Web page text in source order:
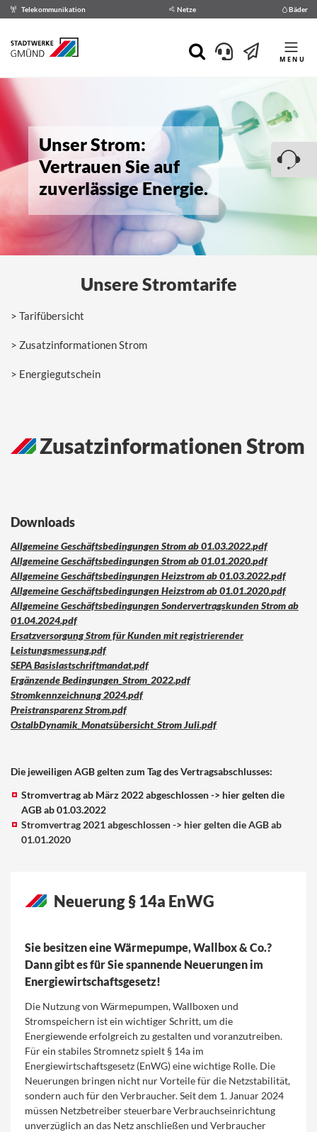
Telekommunikation Netze Bäder
MENU
Unser Strom:
Vertrauen Sie auf
zuverlässige Energie.
Zusatzinformationen Strom
Downloads
Allgemeine Geschäftsbedingungen Strom ab 01.03.2022.pdf
Allgemeine Geschäftsbedingungen Strom ab 01.01.2020.pdf
Allgemeine Geschäftsbedingungen Heizstrom ab 01.03.2022.pdf
Allgemeine Geschäftsbedingungen Heizstrom ab 01.01.2020.pdf
Allgemeine Geschäftsbedingungen Sondervertragskunden Strom ab
01.04.2024.pdf
Ersatzversorgung Strom für Kunden mit registrierender
Leistungsmessung.pdf
SEPA Basislastschriftmandat.pdf
Ergänzende Bedingungen_Strom_2022.pdf
Stromkennzeichnung 2024.pdf
Preistransparenz Strom.pdf
OstalbDynamik_Monatsübersicht_Strom Juli.pdf
Die jeweiligen AGB gelten zum Tag des Vertragsabschlusses:
Stromvertrag ab März 2022 abgeschlossen -> hier gelten die
AGB ab 01.03.2022
Stromvertrag 2021 abgeschlossen -> hier gelten die AGB ab
01.01.2020
Neuerung § 14a EnWG
Sie besitzen eine Wärmepumpe, Wallbox & Co.?
Dann gibt es für Sie spannende Neuerungen im
Energiewirtschaftsgesetz!
Die Nutzung von Wärmepumpen, Wallboxen und
Stromspeichern ist ein wichtiger Schritt, um die
Energiewende erfolgreich zu gestalten und voranzutreiben.
Für ein stabiles Stromnetz spielt § 14a im
Energiewirtschaftsgesetz (EnWG) eine wichtige Rolle. Die
Neuerungen bringen nicht nur Vorteile für die Netzstabilität,
sondern auch für den Verbraucher. Seit dem 1. Januar 2024
müssen Netzbetreiber steuerbare Verbrauchseinrichtung
unverzüglich an das Netz anschließen und Verbraucher
Unsere Stromtarife
Tarifübersicht
Zusatzinformationen Strom
Energiegutschein